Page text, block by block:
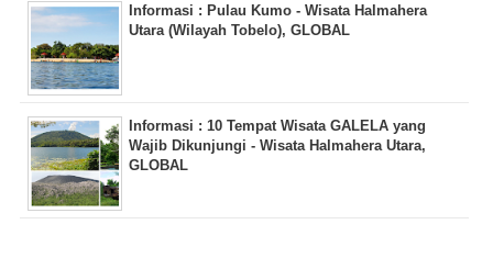
Informasi : Pulau Kumo - Wisata Halmahera
Utara (Wilayah Tobelo), GLOBAL
Informasi : 10 Tempat Wisata GALELA yang
Wajib Dikunjungi - Wisata Halmahera Utara,
GLOBAL